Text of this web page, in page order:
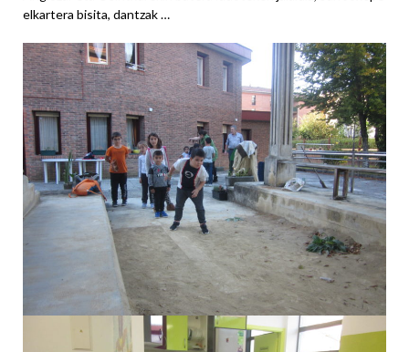
elkartera bisita, dantzak …